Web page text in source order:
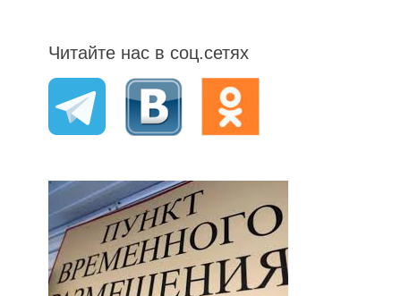
Читайте нас в соц.сетях